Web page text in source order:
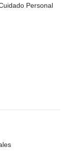
Personal